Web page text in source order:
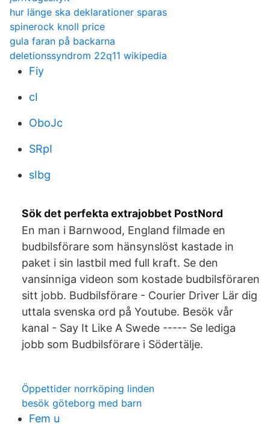
hur länge ska deklarationer sparas
spinerock knoll price
gula faran på backarna
deletionssyndrom 22q11 wikipedia
Fiy
cI
OboJc
SRpI
sIbg
Sök det perfekta extrajobbet PostNord
En man i Barnwood, England filmade en
budbilsförare som hänsynslöst kastade in
paket i sin lastbil med full kraft. Se den
vansinniga videon som kostade budbilsföraren
sitt jobb. Budbilsförare - Courier Driver Lär dig
uttala svenska ord på Youtube. Besök vår
kanal - Say It Like A Swede ----- Se lediga
jobb som Budbilsförare i Södertälje.
Öppettider norrköping linden
besök göteborg med barn
Fem u